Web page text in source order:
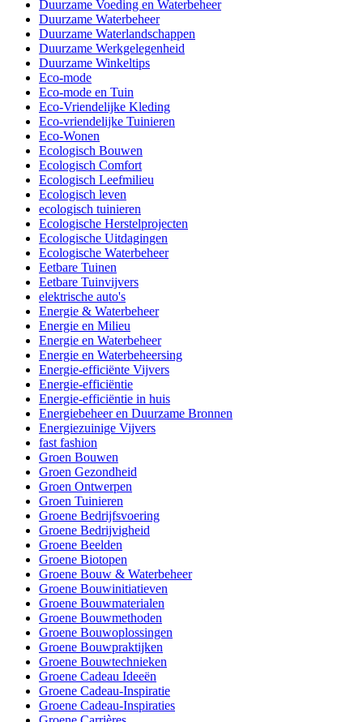
Duurzame Voeding en Waterbeheer
Duurzame Waterbeheer
Duurzame Waterlandschappen
Duurzame Werkgelegenheid
Duurzame Winkeltips
Eco-mode
Eco-mode en Tuin
Eco-Vriendelijke Kleding
Eco-vriendelijke Tuinieren
Eco-Wonen
Ecologisch Bouwen
Ecologisch Comfort
Ecologisch Leefmilieu
Ecologisch leven
ecologisch tuinieren
Ecologische Herstelprojecten
Ecologische Uitdagingen
Ecologische Waterbeheer
Eetbare Tuinen
Eetbare Tuinvijvers
elektrische auto's
Energie & Waterbeheer
Energie en Milieu
Energie en Waterbeheer
Energie en Waterbeheersing
Energie-efficiënte Vijvers
Energie-efficiëntie
Energie-efficiëntie in huis
Energiebeheer en Duurzame Bronnen
Energiezuinige Vijvers
fast fashion
Groen Bouwen
Groen Gezondheid
Groen Ontwerpen
Groen Tuinieren
Groene Bedrijfsvoering
Groene Bedrijvigheid
Groene Beelden
Groene Biotopen
Groene Bouw & Waterbeheer
Groene Bouwinitiatieven
Groene Bouwmaterialen
Groene Bouwmethoden
Groene Bouwoplossingen
Groene Bouwpraktijken
Groene Bouwtechnieken
Groene Cadeau Ideeën
Groene Cadeau-Inspiratie
Groene Cadeau-Inspiraties